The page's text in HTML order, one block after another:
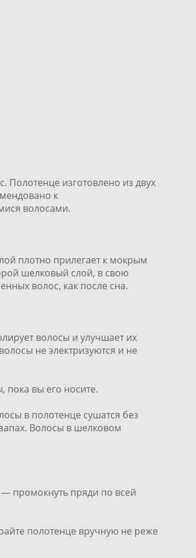
Полотенце изготовлено из двух
к
волосами.
плотно прилегает к мокрым
шелковый слой, в свою
волос, как после сна.
волосы и улучшает их
не электризуются и не
пока вы его носите.
в полотенце сушатся без
Волосы в шелковом
промокнуть пряди по всей
полотенце вручную не реже